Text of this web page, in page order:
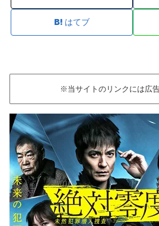
はてブ
※当サイトのリンクには広